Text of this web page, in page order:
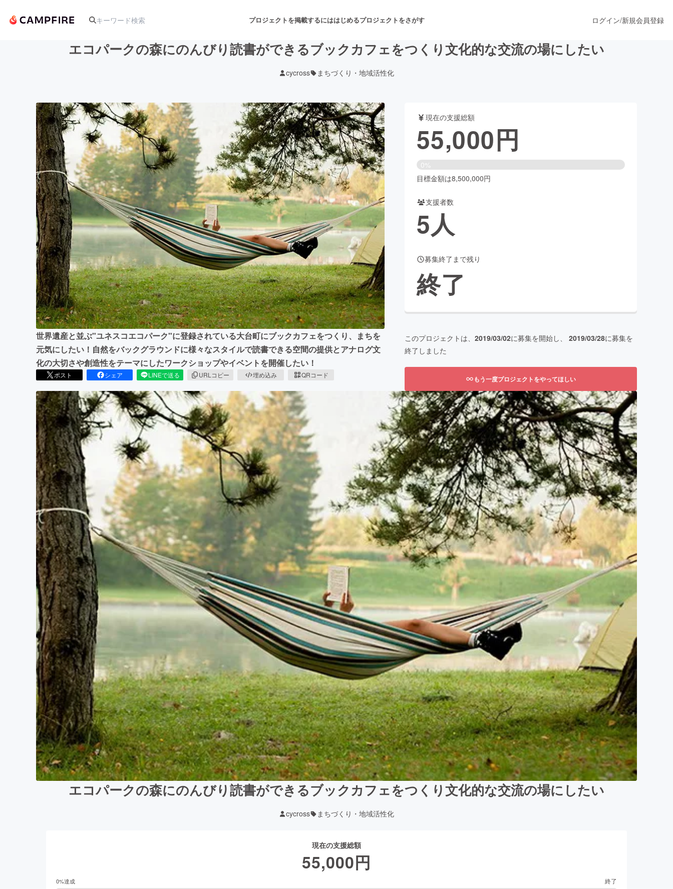
プロジェクトを掲載するにははじめるプロジェクトをさがす
アート・写真 音楽 舞台・パフォーマンス
テクノロジー・ガジェット ゲーム・サービス開発 フード・飲食店 ファッション
映像・映画 書籍・雑誌出版 アニメ・漫画
ビジネス・起業 チャレンジ ビューティー・ヘルスケア
まちづくり・地域活性化
CAMPFIRE for Social GoodCAMPFIRE Creation
CAMPFIREふるさと納税machi-yaコミュニティ
ログイン/新規会員登録
エコパークの森にのんびり読書ができるブックカフェをつくり文化的な交流の場にしたい
cycross まちづくり・地域活性化
世界遺産と並ぶ"ユネスコエコパーク"に登録されている大台町にブックカフェをつくり、まちを
元気にしたい！自然をバックグラウンドに様々なスタイルで読書できる空間の提供とアナログ文
化の大切さや創造性をテーマにしたワークショップやイベントを開催したい！
ポスト シェア LINEで送る URLコピー 埋め込み QRコード
現在の支援総額
55,000円
0%
目標金額は8,500,000円
支援者数
5人
募集終了まで残り
終了
このプロジェクトは、 2019/03/02に募集を開始し、 2019/03/28に募集を
終了しました
もう一度プロジェクトをやってほしい
エコパークの森にのんびり読書ができるブックカフェをつくり文化的な交流の場にしたい
cycross まちづくり・地域活性化
現在の支援総額
55,000円
0%達成 終了